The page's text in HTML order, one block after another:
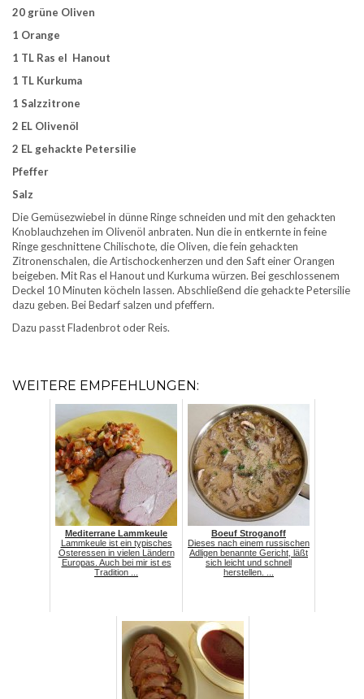
20 grüne Oliven
1 Orange
1 TL Ras el Hanout
1 TL Kurkuma
1 Salzzitrone
2 EL Olivenöl
2 EL gehackte Petersilie
Pfeffer
Salz
Die Gemüsezwiebel in dünne Ringe schneiden und mit den gehackten
Knoblauchzehen im Olivenöl anbraten. Nun die in entkernte in feine
Ringe geschnittene Chilischote, die Oliven, die fein gehackten
Zitronenschalen, die Artischockenherzen und den Saft einer Orangen
beigeben. Mit Ras el Hanout und Kurkuma würzen. Bei geschlossenem
Deckel 10 Minuten köcheln lassen. Abschließend die gehackte Petersilie
dazu geben. Bei Bedarf salzen und pfeffern.
Dazu passt Fladenbrot oder Reis.
WEITERE EMPFEHLUNGEN:
Mediterrane Lammkeule
Lammkeule ist ein typisches
Osteressen in vielen Ländern
Europas. Auch bei mir ist es
Tradition ...
Boeuf Stroganoff
Dieses nach einem russischen
Adligen benannte Gericht, läßt
sich leicht und schnell
herstellen. ...